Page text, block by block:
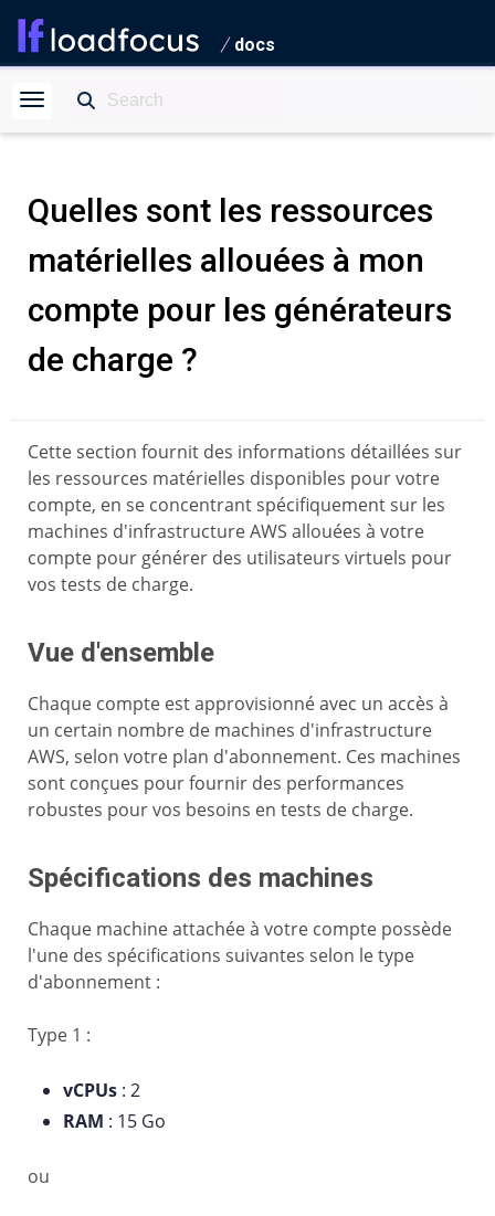
docs
Quelles sont les ressources
matérielles allouées à mon
compte pour les générateurs
de charge ?
Cette section fournit des informations détaillées sur
les ressources matérielles disponibles pour votre
compte, en se concentrant spécifiquement sur les
machines d'infrastructure AWS allouées à votre
compte pour générer des utilisateurs virtuels pour
vos tests de charge.
Vue d'ensemble
Chaque compte est approvisionné avec un accès à
un certain nombre de machines d'infrastructure
AWS, selon votre plan d'abonnement. Ces machines
sont conçues pour fournir des performances
robustes pour vos besoins en tests de charge.
Spécifications des machines
Chaque machine attachée à votre compte possède
l'une des spécifications suivantes selon le type
d'abonnement :
Type 1 :
vCPUs : 2
RAM : 15 Go
ou